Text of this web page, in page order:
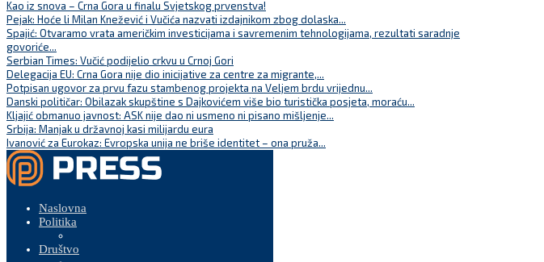
Kao iz snova – Crna Gora u finalu Svjetskog prvenstva!
Pejak: Hoće li Milan Knežević i Vučića nazvati izdajnikom zbog dolaska...
Spajić: Otvaramo vrata američkim investicijama i savremenim tehnologijama, rezultati saradnje
govoriće...
Serbian Times: Vučić podijelio crkvu u Crnoj Gori
Delegacija EU: Crna Gora nije dio inicijative za centre za migrante,...
Potpisan ugovor za prvu fazu stambenog projekta na Veljem brdu vrijednu...
Danski političar: Obilazak skupštine s Dajkovićem više bio turistička posjeta, moraću...
Kljajić obmanuo javnost: ASK nije dao ni usmeno ni pisano mišljenje...
Srbija: Manjak u državnoj kasi milijardu eura
Ivanović za Eurokaz: Evropska unija ne briše identitet – ona pruža...
Naslovna
Politika
Društvo